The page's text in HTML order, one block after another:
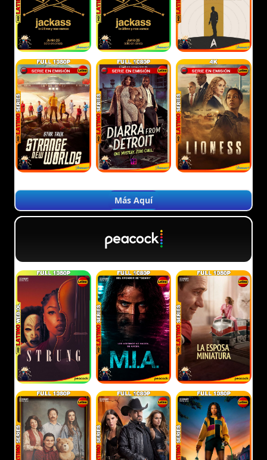
Más Aquí